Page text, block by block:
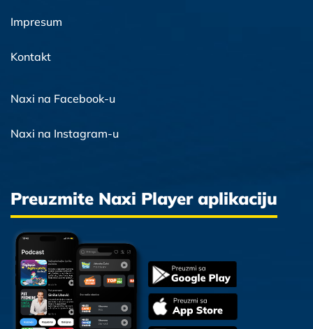
Impresum
Kontakt
Naxi na Facebook-u
Naxi na Instagram-u
Preuzmite Naxi Player aplikaciju